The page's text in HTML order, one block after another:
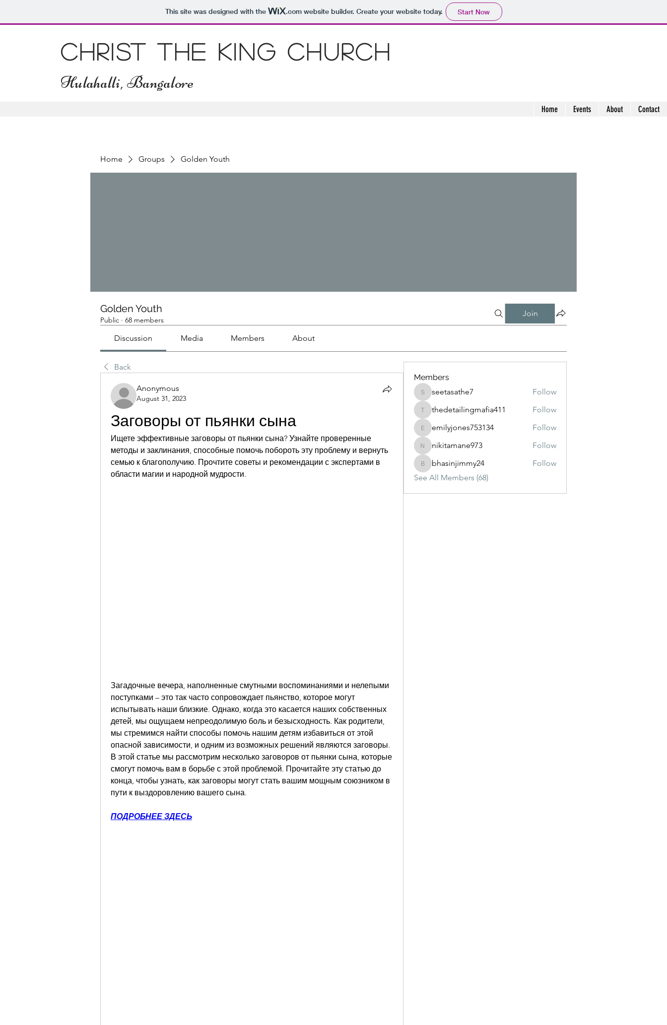
This site was designed with the .comwebsite builder. Create your website today. Start Now
Christ The King Church
Hulahalli, Bangalore
Home Events About Contact
Home Groups Golden Youth
Golden Youth
Public · 68 members
Join
Discussion Media Members About
Back
Anonymous
August 31, 2023
Заговоры от пьянки сына
Ищете эффективные заговоры от пьянки сына? Узнайте проверенные
методы и заклинания, способные помочь побороть эту проблему и вернуть
семью к благополучию. Прочтите советы и рекомендации с экспертами в
области магии и народной мудрости.
Загадочные вечера, наполненные смутными воспоминаниями и нелепыми
поступками – это так часто сопровождает пьянство, которое могут
испытывать наши близкие. Однако, когда это касается наших собственных
детей, мы ощущаем непреодолимую боль и безысходность. Как родители,
мы стремимся найти способы помочь нашим детям избавиться от этой
опасной зависимости, и одним из возможных решений являются заговоры.
В этой статье мы рассмотрим несколько заговоров от пьянки сына, которые
смогут помочь вам в борьбе с этой проблемой. Прочитайте эту статью до
конца, чтобы узнать, как заговоры могут стать вашим мощным союзником в
пути к выздоровлению вашего сына.
ПОДРОБНЕЕ ЗДЕСЬ
Members
seetasathe7
seetasathe7 Follow
thedetailingmafia411
thedetailingmafia411 Follow
emilyjones753134
emilyjones753134 Follow
nikitamane973
nikitamane973 Follow
bhasinjimmy24
bhasinjimmy24
Follow
See All Members (68)